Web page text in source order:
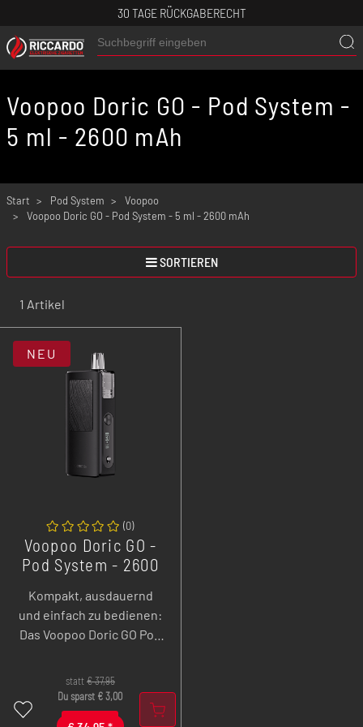
30 TAGE RÜCKGABERECHT
Voopoo Doric GO - Pod System -
5 ml - 2600 mAh
Start Pod System
Voopoo
Voopoo Doric GO - Pod System - 5 ml - 2600 mAh
SORTIEREN
1 Artikel
statt€37,95
Du sparst € 3,00
(0)
Voopoo Doric GO -
Pod System - 2600
Kompakt, ausdauernd
und einfach zu bedienen:
Das Voopoo Doric GO Pod
Zugautomatik und Smart-
VW Modus für ein
NEU